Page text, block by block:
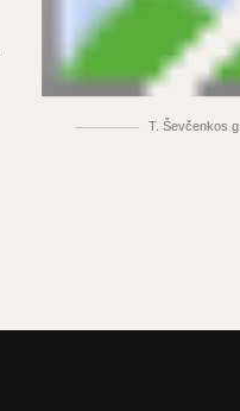
T. Ševčenkos g.